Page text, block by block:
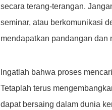
secara terang-terangan.
seminar, atau berkomunikasi
mendapatkan pandangan dan
Ingatlah bahwa proses
Tetaplah terus
dapat bersaing dalam dunia